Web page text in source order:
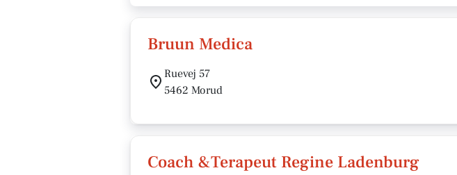
Bruun Medica
Ruevej 57
5462 Morud
Coach &Terapeut Regine Ladenburg